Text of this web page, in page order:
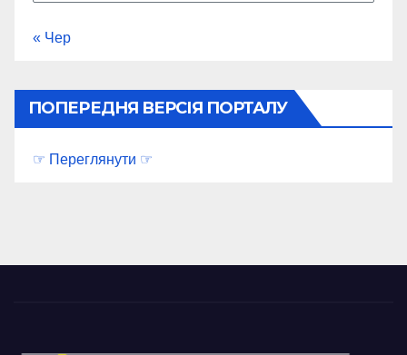
« Чер
ПОПЕРЕДНЯ ВЕРСІЯ ПОРТАЛУ
☞ Переглянути ☞